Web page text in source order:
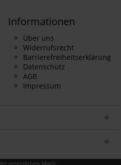
Informationen
Über uns
Widerrufsrecht
Barrierefreiheitserklärung
Datenschutz
AGB
Impressum
gesetzlichen MwSt.